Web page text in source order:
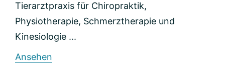
Tierarztpraxis für Chiropraktik,
Physiotherapie, Schmerztherapie und
Kinesiologie ...
Ansehen